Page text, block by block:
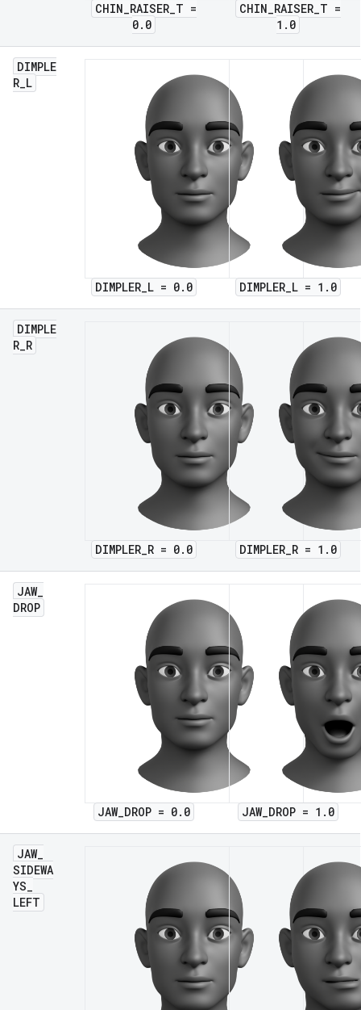
CHIN_RAISER_T =
0.0
CHIN_RAISER_T =
1.0
DIMPLE
R_L
DIMPLER_L = 0.0 DIMPLER_L = 1.0
DIMPLE
R_R
DIMPLER_R = 0.0 DIMPLER_R = 1.0
JAW_
DROP
JAW_DROP = 0.0 JAW_DROP = 1.0
JAW_
SIDEWA
YS_
LEFT